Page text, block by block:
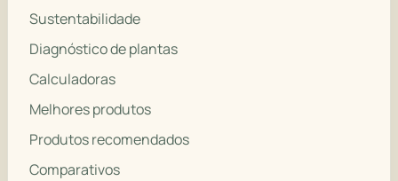
Sustentabilidade
Diagnóstico de plantas
Calculadoras
Melhores produtos
Produtos recomendados
Comparativos